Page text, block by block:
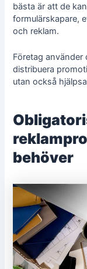
bästa är att de
formulärskapare,
och reklam.
Företag
distribuera
utan också
behöver